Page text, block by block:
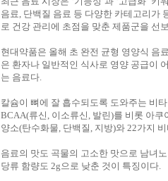
음료, 단백질 음료 등 다양한 카테고리가
로 건강 관리에 초점을 맞춘 제품군을 선
현대약품은 올해 초 완전 균형 영양식 음
은 환자나 일반적인 식사로 영양 공급이
는 음료다.
칼슘이 뼈에 잘 흡수되도록 도와주는 비
BCAA(류신, 이소류신, 발린)를 비롯 아
양소(탄수화물, 단백질, 지방)와 22가지
음료의 맛도 곡물의 고소한 맛으로 남녀
당류 함량도 2g으로 낮춘 것이 특징이다.